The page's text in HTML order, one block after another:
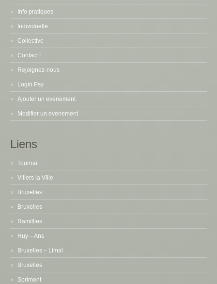
Info pratiques
Individuelle
Collective
Contact !
Rejoignez-nous
Login Psy
Ajouter un evenement
Modifier un evenement
Liens
Tournai
Villers la Ville
Bruxelles
Bruxelles
Ramillies
Huy – Ans
Bruxelles – Limal
Bruxelles
Sprimont